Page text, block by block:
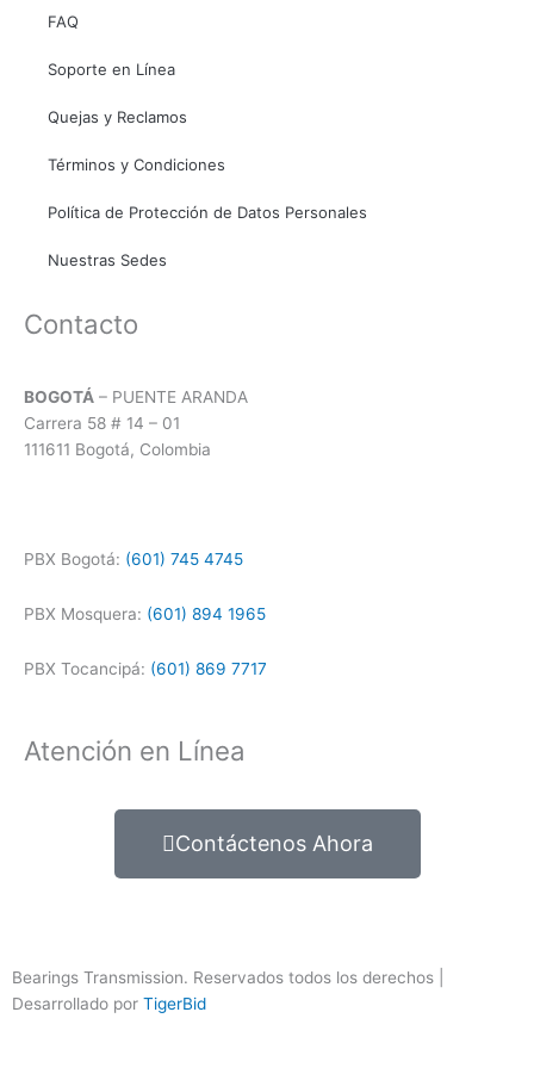
o
m
FAQ
Soporte en Línea
Quejas y Reclamos
Términos y Condiciones
Política de Protección de Datos Personales
Nuestras Sedes
Contacto
BOGOTÁ – PUENTE ARANDA
Carrera 58 # 14 – 01
111611 Bogotá, Colombia
PBX Bogotá: (601) 745 4745
PBX Mosquera: (601) 894 1965
PBX Tocancipá: (601) 869 7717
Atención en Línea
Contáctenos Ahora
Bearings Transmission. Reservados todos los derechos |
Desarrollado por TigerBid